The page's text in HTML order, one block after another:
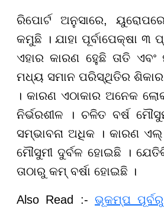
ରିପୋର୍ଟ ଅନୁସାରେ,
କମୁଛି । ଯାହା ପୂର୍ବାପେକ୍ଷା ୩
ଏହାର କାରଣ ହେୁଛି ତାତି
ମଧ୍ୟ ସମାନ ପରିସ୍ଥିତିର ଶିକାର
। କାରଣ ଏଠାକାର ଅନେକ
ନିର୍ଭରଶୀଳ । ଚଳିତ ବର୍ଷ
ସମ୍ଭାବନା ଅଧିକ । କାରଣ ଏଲ୍
ମୌସୁମୀ ଦୁର୍ବଳ ହୋଇଛି ।
ତାଠାରୁ କମ୍ ବର୍ଷା ହୋଇଛି ।
Also Read :- ଭୂକମ୍ପ